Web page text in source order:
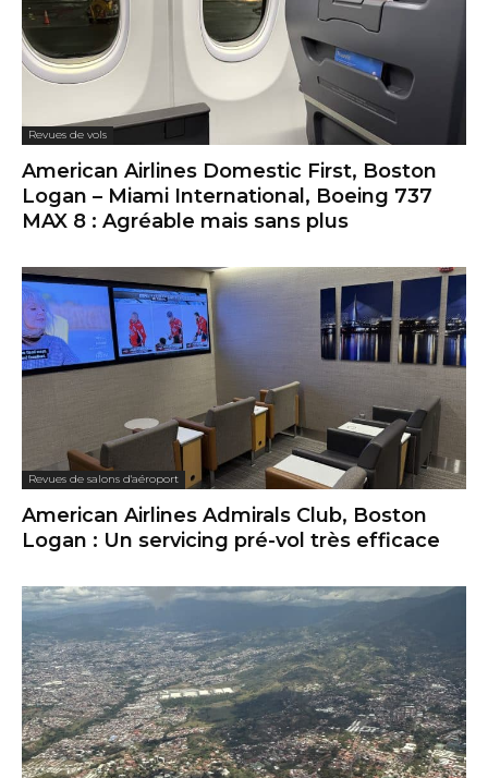
Revues de vols
American Airlines Domestic First, Boston
Logan – Miami International, Boeing 737
MAX 8 : Agréable mais sans plus
Revues de salons d'aéroport
American Airlines Admirals Club, Boston
Logan : Un servicing pré-vol très efficace